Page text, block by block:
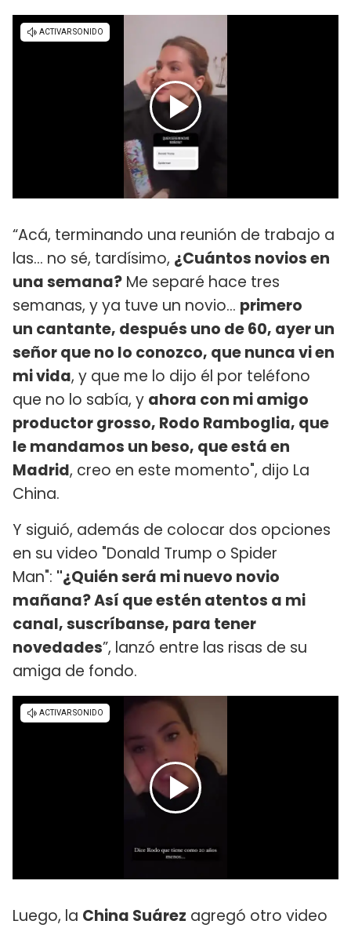
“Acá, terminando una reunión de trabajo a
las... no sé, tardísimo, ¿Cuántos novios en
una semana? Me separé hace tres
semanas, y ya tuve un novio... primero
un cantante, después uno de 60, ayer un
señor que no lo conozco, que nunca vi en
mi vida, y que me lo dijo él por teléfono
que no lo sabía, y ahora con mi amigo
productor grosso, Rodo Ramboglia, que
le mandamos un beso, que está en
Madrid, creo en este momento", dijo La
China.
Y siguió, además de colocar dos opciones
en su video "Donald Trump o Spider
Man": "¿Quién será mi nuevo novio
mañana? Así que estén atentos a mi
canal, suscríbanse, para tener
novedades”, lanzó entre las risas de su
amiga de fondo.
Luego, la China Suárez agregó otro video